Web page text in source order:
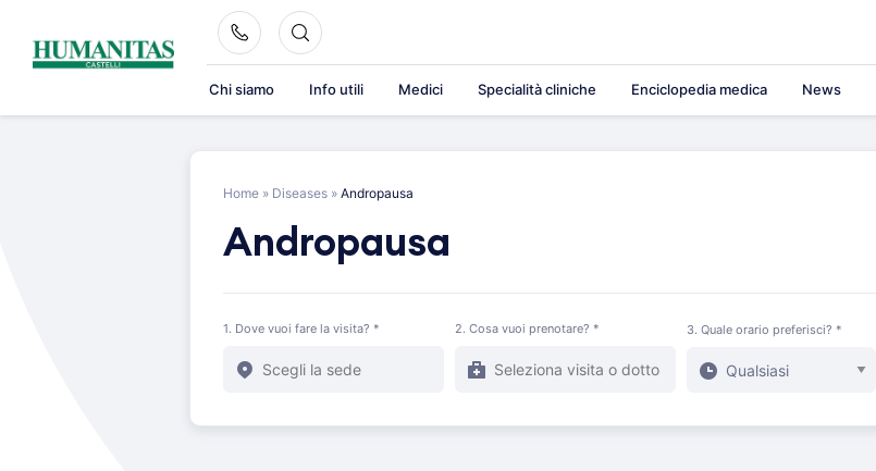
content
Chi siamo Info utili Medici Specialità cliniche Enciclopedia medica News
Home » Diseases » Andropausa
Andropausa
1. Dove vuoi fare la visita? * 2. Cosa vuoi prenotare? * 3. Quale orario preferisci? *